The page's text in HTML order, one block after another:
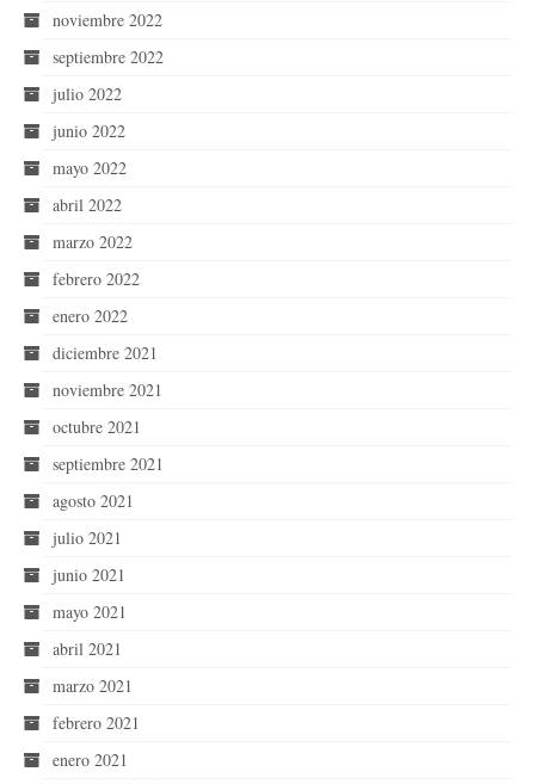
noviembre 2022
septiembre 2022
julio 2022
junio 2022
mayo 2022
abril 2022
marzo 2022
febrero 2022
enero 2022
diciembre 2021
noviembre 2021
octubre 2021
septiembre 2021
agosto 2021
julio 2021
junio 2021
mayo 2021
abril 2021
marzo 2021
febrero 2021
enero 2021